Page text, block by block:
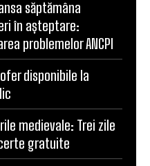
săptămâna
în așteptare:
problemelor ANCPI
disponibile la
medievale: Trei zile
gratuite